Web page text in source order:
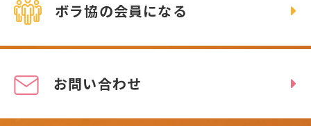
ボラ協の会員になる
お問い合わせ